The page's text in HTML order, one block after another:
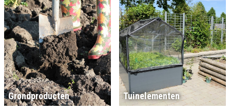
Grondproducten Tuinelementen